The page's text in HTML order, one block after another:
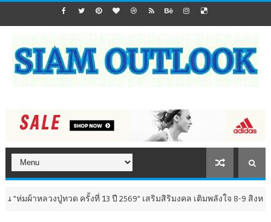
ปู่ทวด ครั้งที่ 13 ปี 2569" เสริมสิริมงคล เติมพลังใจ 8-9 สิงหาคม นี้ ณ วั